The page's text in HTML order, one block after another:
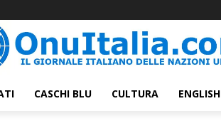
CASCHI BLU CULTURA ENGLISH